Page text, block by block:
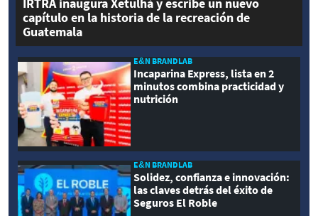
IRTRA inaugura Xetulhá y escribe un nuevo
capítulo en la historia de la recreación de
Guatemala
E&N BRANDLAB
Incaparina Express, lista en 2
minutos combina practicidad y
nutrición
E&N BRANDLAB
Solidez, confianza e innovación:
las claves detrás del éxito de
Seguros El Roble